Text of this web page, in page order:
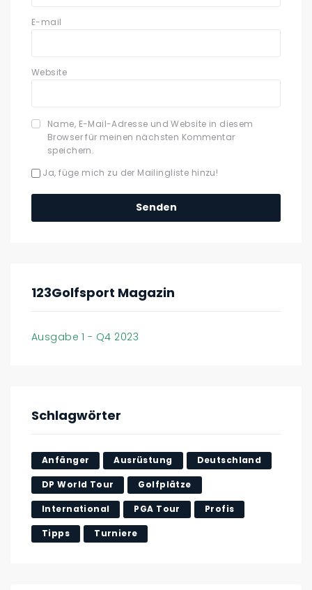
E-mail
Website
Name, E-Mail-Adresse und Website in diesem
Browser für meinen nächsten Kommentar
speichern.
Ja, füge mich zu der Mailingliste hinzu!
123Golfsport Magazin
Ausgabe 1 - Q4 2023
Schlagwörter
Anfänger Ausrüstung Deutschland
DP World Tour Golfplätze
International PGA Tour Profis
Tipps Turniere